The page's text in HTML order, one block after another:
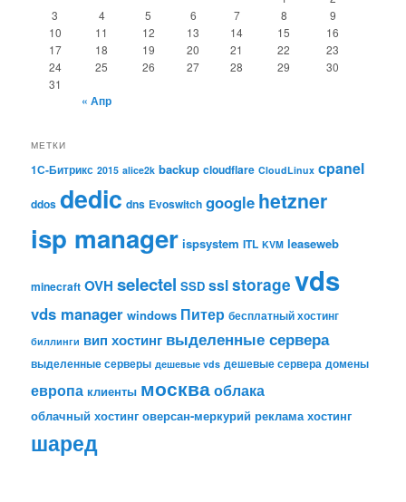
3
4 5 6 7 8
9
10
11 12 13 14 15
16
17
18 19 20 21 22
23
24
25 26 27 28 29
30
31
« Апр
МЕТКИ
1С-Битрикс 2015 alice2k backup cloudflare CloudLinux cpanel
ddos dedic dns Evoswitch google hetzner
isp manager ispsystem ITL KVM leaseweb
minecraft OVH selectel SSD sslstorage vds
vds manager windows Питер бесплатный хостинг
биллинги вип хостинг выделенные сервера
выделенные серверы дешевые vds дешевые сервера домены
европа клиенты москваоблака
облачный хостинг оверсан-меркурий реклама хостинг
шаред